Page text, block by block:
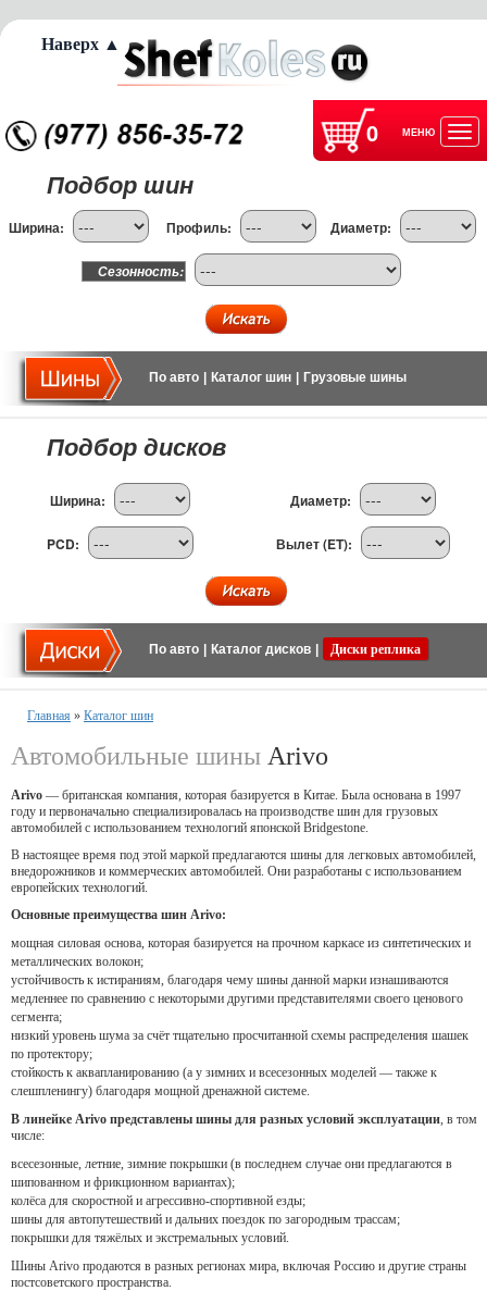
0 МЕНЮ
Подбор шин
Ширина: Профиль: Диаметр:
Сезонность:
По авто Каталог шин Грузовые шины
Подбор дисков
Ширина: Диаметр:
PCD: Вылет (ET):
По авто Каталог дисков Диски реплика
Главная » Каталог шин
Автомобильные шины Arivo
Arivo — британская компания, которая базируется в Китае. Была основана в 1997
году и первоначально специализировалась на производстве шин для грузовых
автомобилей с использованием технологий японской Bridgestone.
В настоящее время под этой маркой предлагаются шины для легковых автомобилей,
внедорожников и коммерческих автомобилей. Они разработаны с использованием
европейских технологий.
Основные преимущества шин Arivo:
мощная силовая основа, которая базируется на прочном каркасе из синтетических и
металлических волокон;
устойчивость к истираниям, благодаря чему шины данной марки изнашиваются
медленнее по сравнению с некоторыми другими представителями своего ценового
сегмента;
низкий уровень шума за счёт тщательно просчитанной схемы распределения шашек
по протектору;
стойкость к аквапланированию (а у зимних и всесезонных моделей — также к
слешпленингу) благодаря мощной дренажной системе.
В линейке Arivo представлены шины для разных условий эксплуатации, в том
числе:
всесезонные, летние, зимние покрышки (в последнем случае они предлагаются в
шипованном и фрикционном вариантах);
колёса для скоростной и агрессивно-спортивной езды;
шины для автопутешествий и дальних поездок по загородным трассам;
покрышки для тяжёлых и экстремальных условий.
Шины Arivo продаются в разных регионах мира, включая Россию и другие страны
постсоветского пространства.
Наверх ▲